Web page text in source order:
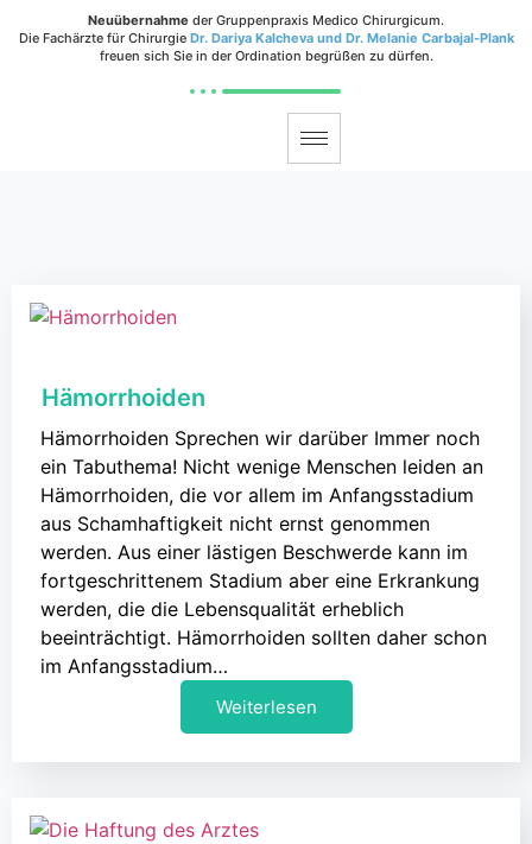
Neuübernahme der Gruppenpraxis Medico Chirurgicum.
Die Fachärzte für Chirurgie Dr. Dariya Kalcheva und Dr. Melanie Carbajal-Plank
freuen sich Sie in der Ordination begrüßen zu dürfen.
Hämorrhoiden
Hämorrhoiden Sprechen wir darüber Immer noch
ein Tabuthema! Nicht wenige Menschen leiden an
Hämorrhoiden, die vor allem im Anfangsstadium
aus Schamhaftigkeit nicht ernst genommen
werden. Aus einer lästigen Beschwerde kann im
fortgeschrittenem Stadium aber eine Erkrankung
werden, die die Lebensqualität erheblich
beeinträchtigt. Hämorrhoiden sollten daher schon
im Anfangsstadium…
Weiterlesen